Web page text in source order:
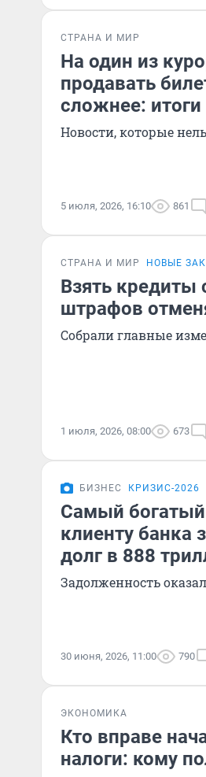
СТРАНА И МИР
На один из
продавать
сложнее: итоги
Новости, которые
5 июля, 2026, 16:10 861
СТРАНА И МИР НОВЫЕ
Взять кредиты
штрафов
Собрали главные
1 июля, 2026, 08:00 673
БИЗНЕС КРИЗИС-2026
Самый
клиенту банка
долг в 888
Задолженность
30 июня, 2026, 11:00 790
ЭКОНОМИКА
Кто вправе
налоги: кому